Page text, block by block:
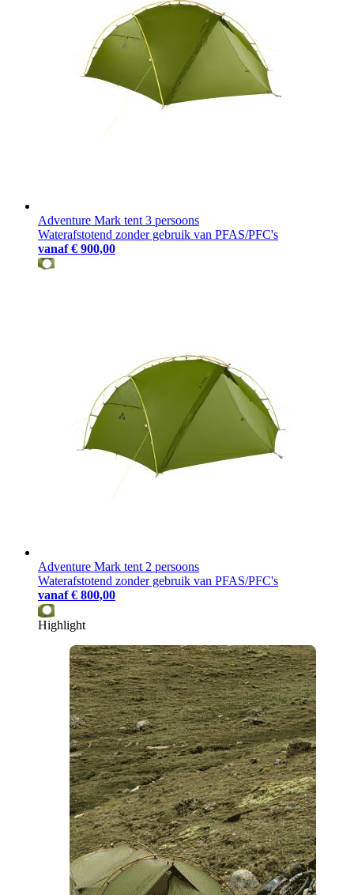
Adventure Mark tent 3 persoons
Waterafstotend zonder gebruik van PFAS/PFC's
vanaf € 900,00
Adventure Mark tent 2 persoons
Waterafstotend zonder gebruik van PFAS/PFC's
vanaf € 800,00
Highlight